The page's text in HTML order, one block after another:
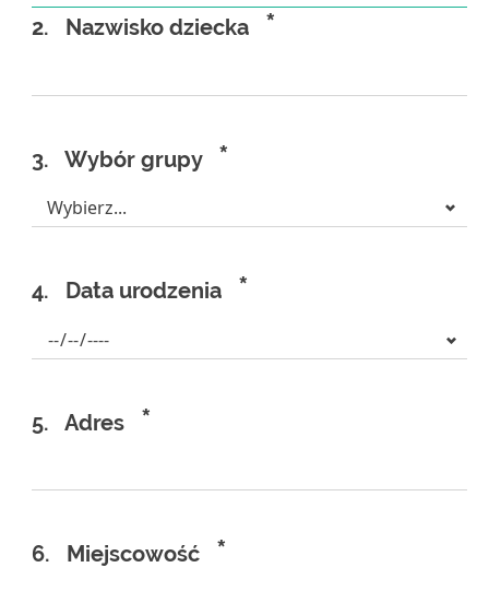
2. Nazwisko dziecka *
3. Wybór grupy *
4. Data urodzenia *
5. Adres *
6. Miejscowość *